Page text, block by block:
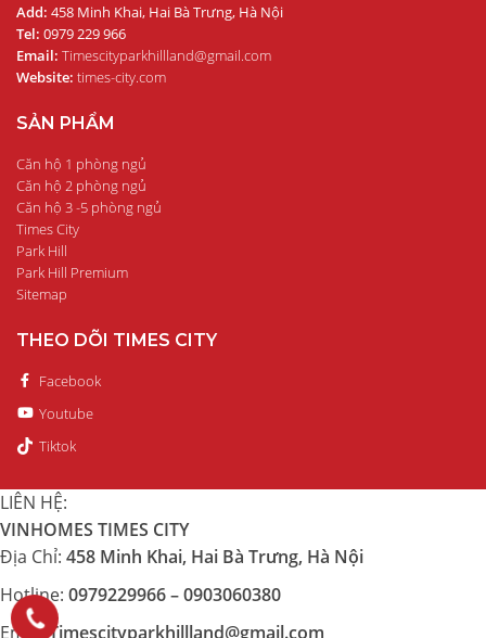
Add: 458 Minh Khai, Hai Bà Trưng, Hà Nội
Tel: 0979 229 966
Email: Timescityparkhillland@gmail.com
Website: times-city.com
SẢN PHẨM
Căn hộ 1 phòng ngủ
Căn hộ 2 phòng ngủ
Căn hộ 3 -5 phòng ngủ
Times City
Park Hill
Park Hill Premium
Sitemap
THEO DÕI TIMES CITY
Facebook
Youtube
Tiktok
LIÊN HỆ:
VINHOMES TIMES CITY
Địa Chỉ: 458 Minh Khai, Hai Bà Trưng, Hà Nội
Hotline: 0979229966 – 0903060380
Email:Timescityparkhillland@gmail.com